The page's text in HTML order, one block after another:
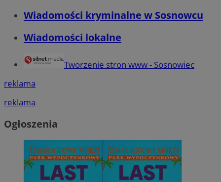
Wiadomości kryminalne w Sosnowcu
Wiadomości lokalne
Tworzenie stron www - Sosnowiec
reklama
reklama
Ogłoszenia